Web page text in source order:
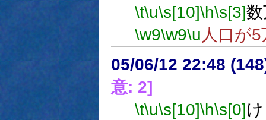
\t\u\s[10]\h\s[3]
\w9\w9\u 人口が
05/06/12 22:48
意: 2]
\t\u\s[10]\h\s[0]